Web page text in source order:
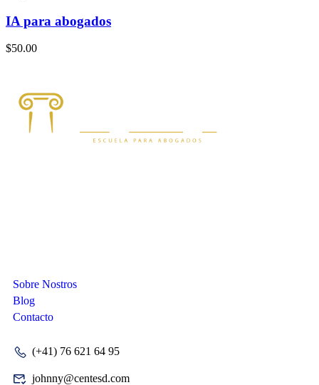
IA para abogados
$50.00
Sobre Nostros
Blog
Contacto
(+41) 76 621 64 95
johnny@centesd.com